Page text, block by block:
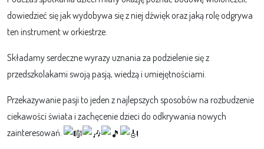
dowiedzieć się jak wydobywa się z niej dźwięk oraz jaką rolę odgrywa
ten instrument w orkiestrze.
Składamy serdeczne wyrazy uznania za podzielenie się z
przedszkolakami swoją pasją, wiedzą i umiejętnościami.
Przekazywanie pasji to jeden z najlepszych sposobów na rozbudzenie
ciekawości świata i zachęcenie dzieci do odkrywania nowych
zainteresowań.